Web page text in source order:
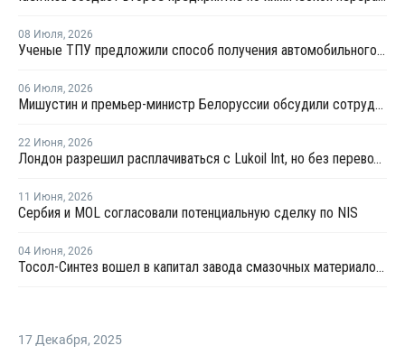
08 Июля, 2026
Ученые ТПУ предложили способ получения автомобильного бензина из пластиковых отходов
06 Июля, 2026
Мишустин и премьер-министр Белоруссии обсудили сотрудничество РФ и Белоруссии в сфере углеводородов
22 Июня, 2026
Лондон разрешил расплачиваться с Lukoil Int, но без перевода средств Лукойлу
11 Июня, 2026
Сербия и MOL согласовали потенциальную сделку по NIS
04 Июня, 2026
Тосол-Синтез вошел в капитал завода смазочных материалов "Девон"
17 Декабря, 2025